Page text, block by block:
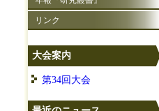
リンク
大会案内
第34回大会